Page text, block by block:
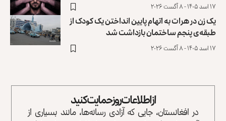
۱۷ اسد ۱۴۰۵ - ۸ آگست ۲۰۲۶
یک زن در هرات به اتهام پایین انداختن یک کودک از
طبقه‌ی پنجم ساختمان بازداشت شد
۱۷ اسد ۱۴۰۵ - ۸ آگست ۲۰۲۶
از اطلاعات روز حمایت کنید
در افغانستان، جایی که آزادی رسانه‌ها، مانند بسیاری از